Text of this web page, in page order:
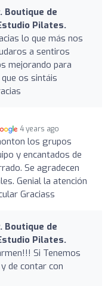
Boutique de
Pilates.
lo que más nos
a sentiros
mejorando para
os sintáis
4 years ago
los grupos
y encantados de
Se agradecen
Genial la atención
Graciass
Boutique de
Pilates.
Si Tenemos
de contar con